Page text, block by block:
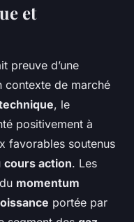
et
preuve d’une
contexte de marché
, le
positivement à
favorables soutenus
cours action. Les
momentum
portée par